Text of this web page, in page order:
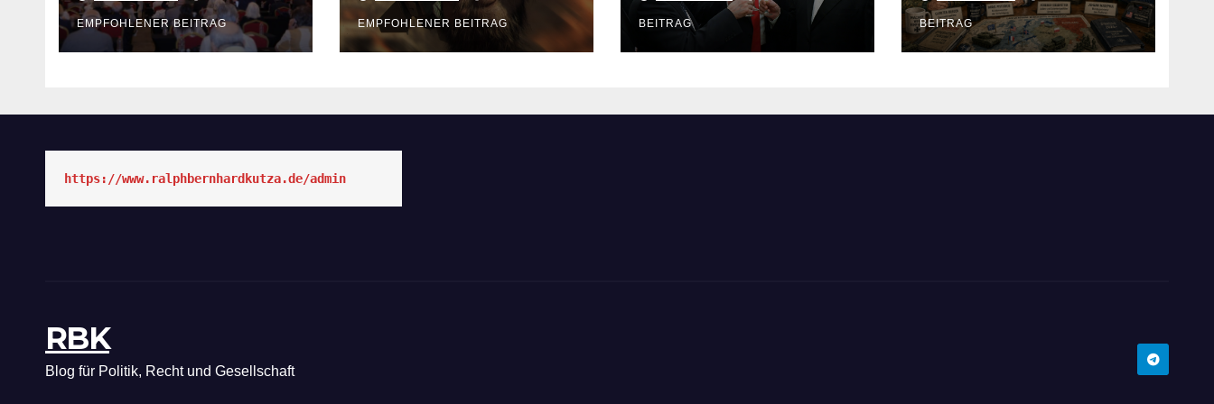
EMPFOHLENER BEITRAG
„NATOstan“ besiegt
EMPFOHLENER BEITRAG BEITRAG BEITRAG
https://www.ralphbernhardkutza.de/admin
RBK
Blog für Politik, Recht und Gesellschaft